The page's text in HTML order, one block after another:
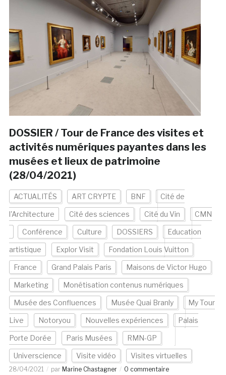
DOSSIER / Tour de France des visites et
activités numériques payantes dans les
musées et lieux de patrimoine
(28/04/2021)
ACTUALITÉS ART CRYPTE BNF Cité de
l'Architecture Cité des sciences Cité du Vin CMN
Conférence Culture DOSSIERS Education
artistique Explor Visit Fondation Louis Vuitton
France Grand Palais Paris Maisons de Victor Hugo
Marketing Monétisation contenus numériques
Musée des Confluences Musée Quai Branly My Tour
Live Notoryou Nouvelles expériences Palais
Porte Dorée Paris Musées RMN-GP
Universcience Visite vidéo Visites virtuelles
28/04/2021 par Marine Chastagner 0 commentaire